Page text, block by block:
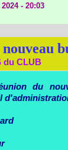
- 20:03
du CLUB
du